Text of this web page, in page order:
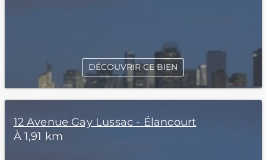
DÉCOUVRIR CE BIEN
12 Avenue Gay Lussac - Élancourt
À 1,91 km